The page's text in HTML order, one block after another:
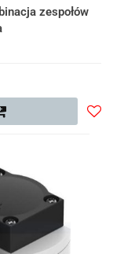
zespołów